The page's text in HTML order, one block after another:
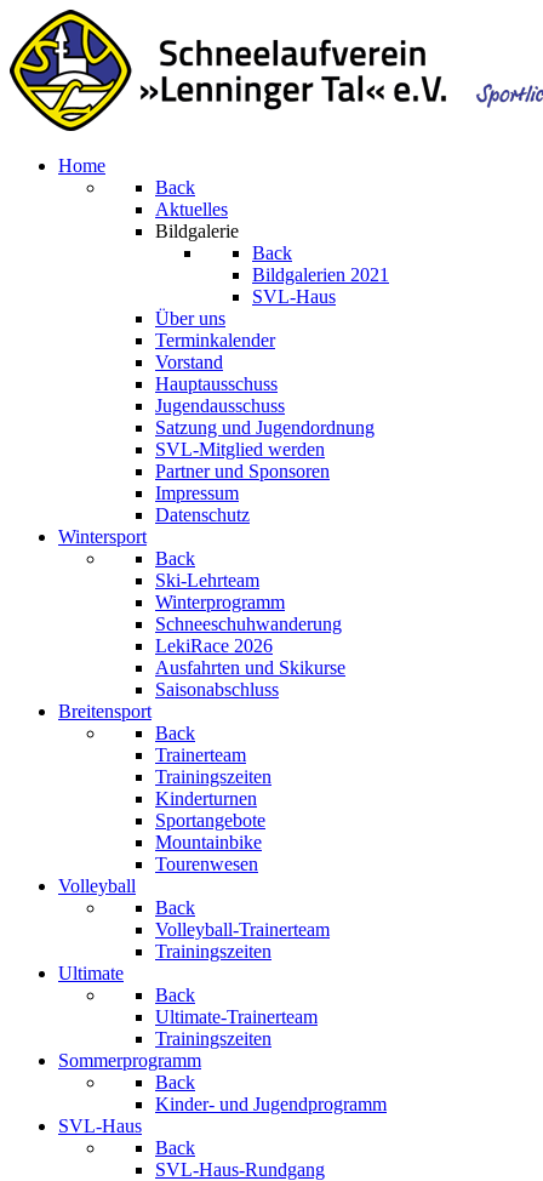
Home
Back
Aktuelles
Bildgalerie
Back
Bildgalerien 2021
SVL-Haus
Über uns
Terminkalender
Vorstand
Hauptausschuss
Jugendausschuss
Satzung und Jugendordnung
SVL-Mitglied werden
Partner und Sponsoren
Impressum
Datenschutz
Wintersport
Back
Ski-Lehrteam
Winterprogramm
Schneeschuhwanderung
LekiRace 2026
Ausfahrten und Skikurse
Saisonabschluss
Breitensport
Back
Trainerteam
Trainingszeiten
Kinderturnen
Sportangebote
Mountainbike
Tourenwesen
Volleyball
Back
Volleyball-Trainerteam
Trainingszeiten
Ultimate
Back
Ultimate-Trainerteam
Trainingszeiten
Sommerprogramm
Back
Kinder- und Jugendprogramm
SVL-Haus
Back
SVL-Haus-Rundgang